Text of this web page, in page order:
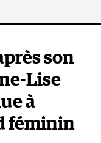
son
Lise
à
féminin